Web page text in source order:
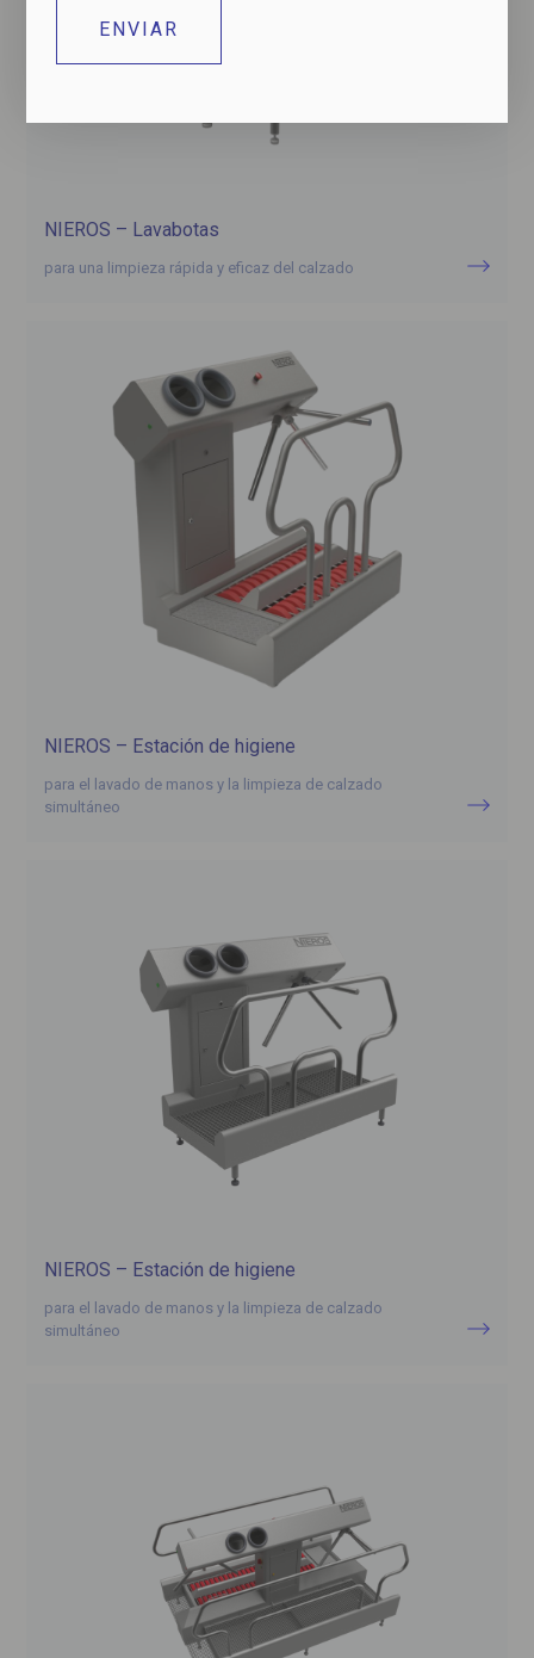
NIEROS – Lavabotas
para una limpieza rápida y eficaz del calzado
NIEROS – Estación de higiene
para el lavado de manos y la limpieza de calzado
simultáneo
NIEROS – Estación de higiene
para el lavado de manos y la limpieza de calzado
simultáneo